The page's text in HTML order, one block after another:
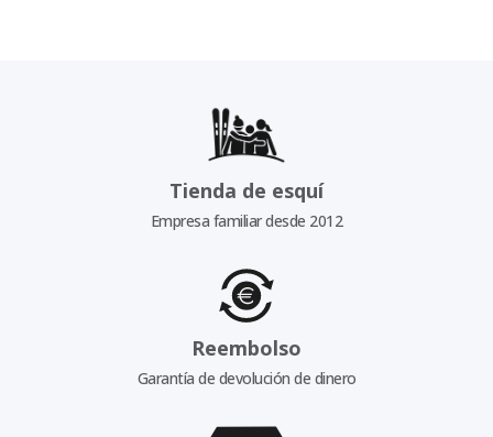
Tienda de esquí
Empresa familiar desde 2012
Reembolso
Garantía de devolución de dinero